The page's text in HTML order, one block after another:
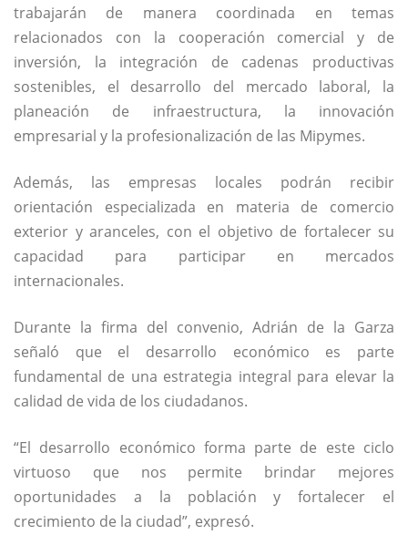
trabajarán de manera coordinada en temas
relacionados con la cooperación comercial y de
inversión, la integración de cadenas productivas
sostenibles, el desarrollo del mercado laboral, la
planeación de infraestructura, la innovación
empresarial y la profesionalización de las Mipymes.
Además, las empresas locales podrán recibir
orientación especializada en materia de comercio
exterior y aranceles, con el objetivo de fortalecer su
capacidad para participar en mercados
internacionales.
Durante la firma del convenio, Adrián de la Garza
señaló que el desarrollo económico es parte
fundamental de una estrategia integral para elevar la
calidad de vida de los ciudadanos.
“El desarrollo económico forma parte de este ciclo
virtuoso que nos permite brindar mejores
oportunidades a la población y fortalecer el
crecimiento de la ciudad”, expresó.